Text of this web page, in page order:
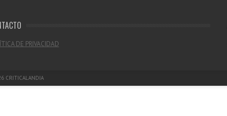
DE PRIVACIDAD
CRITICALANDIA